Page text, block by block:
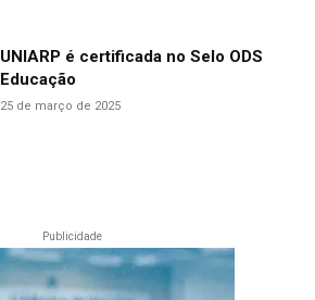
UNIARP é certificada no Selo ODS
Educação
25 de março de 2025
Publicidade